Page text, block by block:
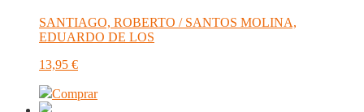
SANTIAGO, ROBERTO / SANTOS MOLINA,
EDUARDO DE LOS
13,95 €
Comprar